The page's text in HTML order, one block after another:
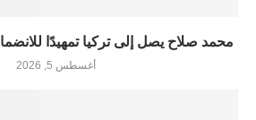
محمد صلاح يصل إلى تركيا تمهيدًا
أغسطس 5, 2026